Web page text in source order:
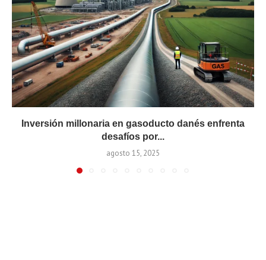
Inversión millonaria en gasoducto danés enfrenta
desafíos por...
agosto 15, 2025